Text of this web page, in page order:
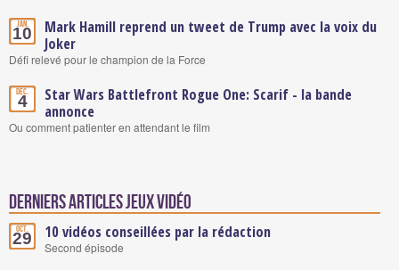
Jan.
10
Mark Hamill reprend un tweet de Trump avec la voix du
Joker
Défi relevé pour le champion de la Force
Déc.
4
Star Wars Battlefront Rogue One: Scarif - la bande
annonce
Ou comment patienter en attendant le film
Derniers articles Jeux vidéo
Oct.
29 10 vidéos conseillées par la rédaction
Second épisode